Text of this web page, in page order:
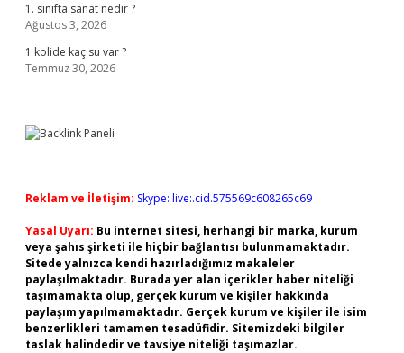
1. sınıfta sanat nedir ?
Ağustos 3, 2026
1 kolide kaç su var ?
Temmuz 30, 2026
Reklam ve İletişim: Skype: live:.cid.575569c608265c69
Yasal Uyarı: Bu internet sitesi, herhangi bir marka, kurum
veya şahıs şirketi ile hiçbir bağlantısı bulunmamaktadır.
Sitede yalnızca kendi hazırladığımız makaleler
paylaşılmaktadır. Burada yer alan içerikler haber niteliği
taşımamakta olup, gerçek kurum ve kişiler hakkında
paylaşım yapılmamaktadır. Gerçek kurum ve kişiler ile isim
benzerlikleri tamamen tesadüfidir. Sitemizdeki bilgiler
taslak halindedir ve tavsiye niteliği taşımazlar.